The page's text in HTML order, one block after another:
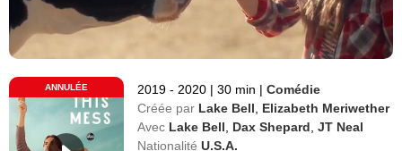
ANNULÉE 2019 - 2020 | 30 min | Comédie
Créée par Lake Bell
Elizabeth Meriwether
Avec Lake Bell Dax Shepard ,JT Neal
Nationalité U.S.A.